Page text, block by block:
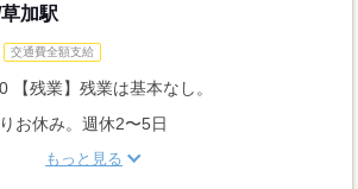
加駅
交通費全額支給
【残業】残業は基本なし。
お休み。週休2〜5日
もっと見る